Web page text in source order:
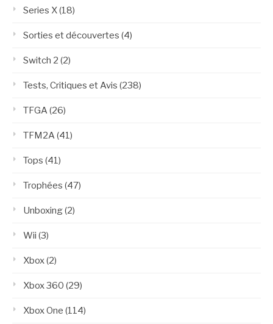
Series X(18)
Sorties et découvertes (4)
Switch 2 (2)
Tests, Critiques et Avis (238)
TFGA(26)
TFM2A(41)
Tops (41)
Trophées (47)
Unboxing(2)
Wii (3)
Xbox(2)
Xbox 360 (29)
Xbox One (114)